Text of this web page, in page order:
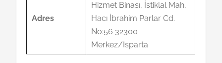
Adres
Hizmet Binası, İstiklal Mah,
Hacı İbrahim Parlar Cd.
No:56 32300
Merkez/Isparta